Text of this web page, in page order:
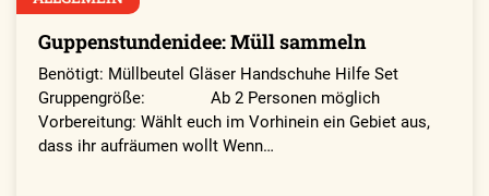
Guppenstundenidee: Müll sammeln
Benötigt: Müllbeutel Gläser Handschuhe Hilfe Set
Gruppengröße: Ab 2 Personen möglich
Vorbereitung: Wählt euch im Vorhinein ein Gebiet aus,
dass ihr aufräumen wollt Wenn…